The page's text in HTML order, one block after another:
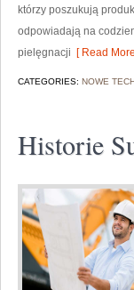
którzy poszukują
odpowiadają na
pielęgnacji [ Read
CATEGORIES: NOWE
Historie